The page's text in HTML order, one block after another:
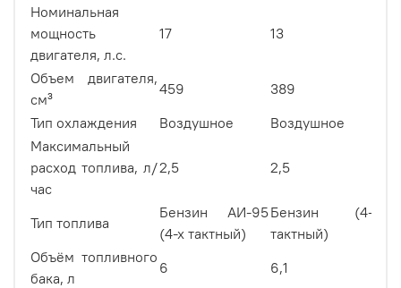
Номинальная
мощность
двигателя, л.с.
17 13
Объем двигателя,
см³
459 389
Тип охлаждения
Воздушное Воздушное
Максимальный
расход топлива, л/
час
2,5 2,5
Тип топлива
Бензин АИ-95
(4-х тактный)
Бензин (4-х
тактный)
Объём топливного
бака, л
6 6,1